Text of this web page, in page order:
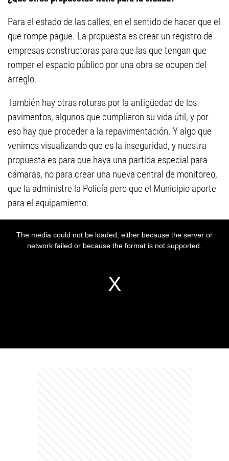
Para el estado de las calles, en el sentido de hacer que el
que rompe pague. La propuesta es crear un registro de
empresas constructoras para que las que tengan que
romper el espacio público por una obra se ocupen del
arreglo.
También hay otras roturas por la antigüedad de los
pavimentos, algunos que cumplieron su vida útil, y por
eso hay que proceder a la repavimentación. Y algo que
venimos visualizando que es la inseguridad, y nuestra
propuesta es para que haya una partida especial para
cámaras, no para crear una nueva central de monitoreo,
que la administre la Policía pero que el Municipio aporte
para el equipamiento.